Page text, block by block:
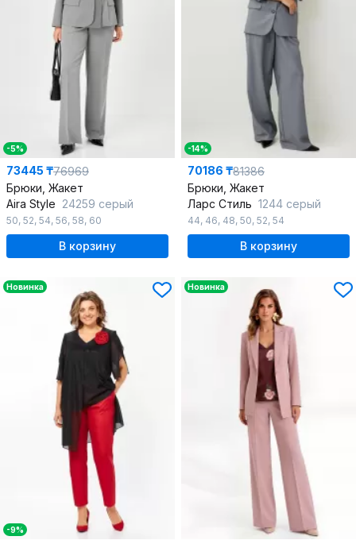
-5%
73445 ₸76969
Брюки, Жакет
Aira Style 24259 серый
50, 52, 54, 56, 58, 60
В корзину
-14%
70186 ₸81386
Брюки, Жакет
Ларс Стиль 1244 серый
44, 46, 48, 50, 52, 54
В корзину
Новинка
-9%
Новинка